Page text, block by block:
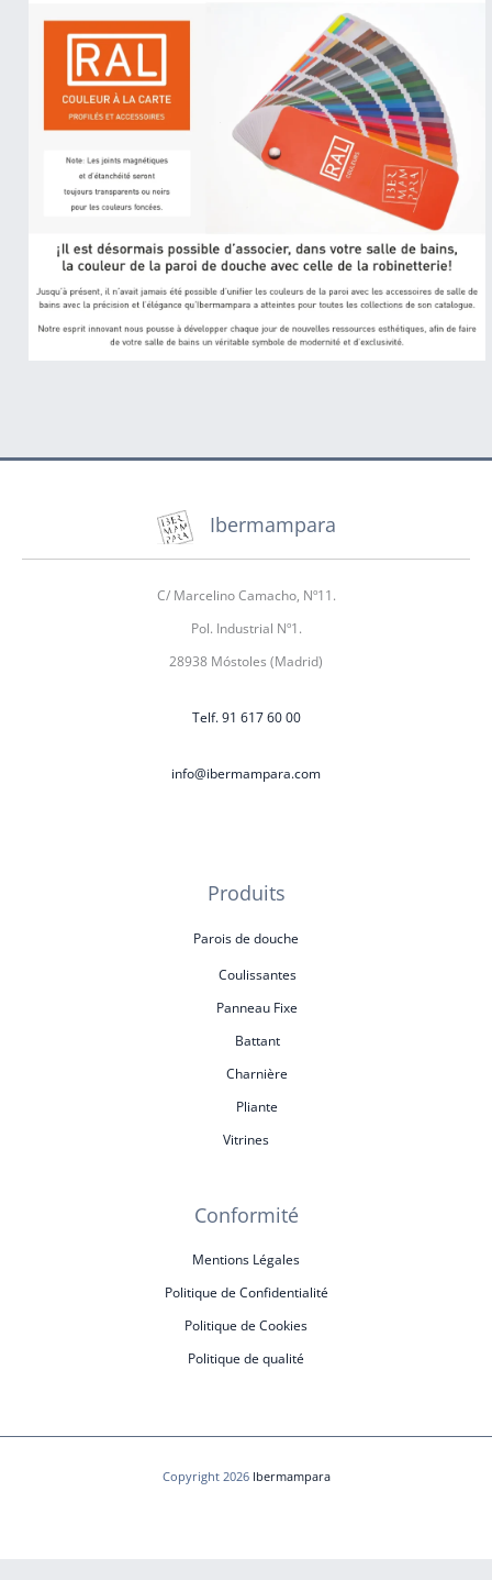
Ibermampara
C/ Marcelino Camacho, Nº11.
Pol. Industrial Nº1.
28938 Móstoles (Madrid)
Telf. 91 617 60 00
info@ibermampara.com
Produits
Parois de douche
Coulissantes
Panneau Fixe
Battant
Charnière
Pliante
Vitrines
Conformité
Mentions Légales
Politique de Confidentialité
Politique de Cookies
Politique de qualité
Copyright 2026 Ibermampara